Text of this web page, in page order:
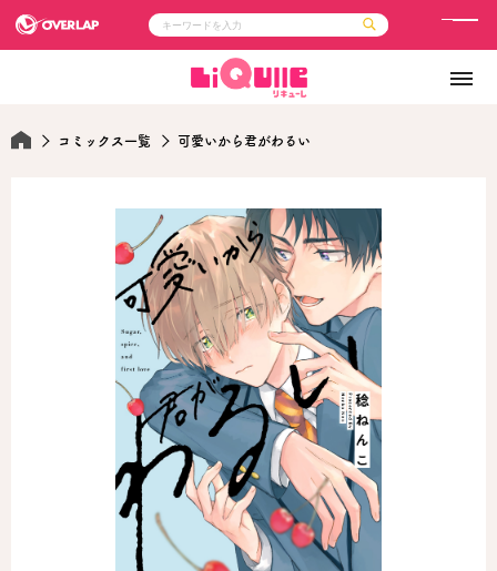
ラブパルフェ
ライトノベル
ロサージュノベルス
企業
アクセス
オーバーラップホールディングス
お問い合わせはこちら
オーバーラップ文庫
オーバーラップノベルス
オーバーラップノベルスf
ロサージュノベルス
メ
コミックス一覧 可愛いから君がわるい